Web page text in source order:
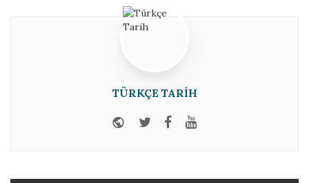
TÜRKÇE TARIH
Website
TwitterFacebook